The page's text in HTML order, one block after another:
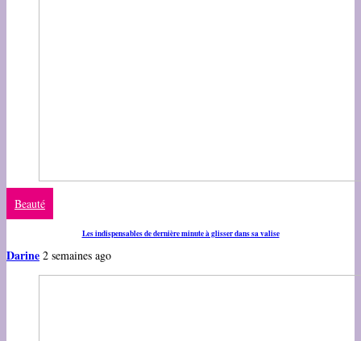
Beauté
Les indispensables de dernière minute à glisser dans sa valise
Darine 2 semaines ago